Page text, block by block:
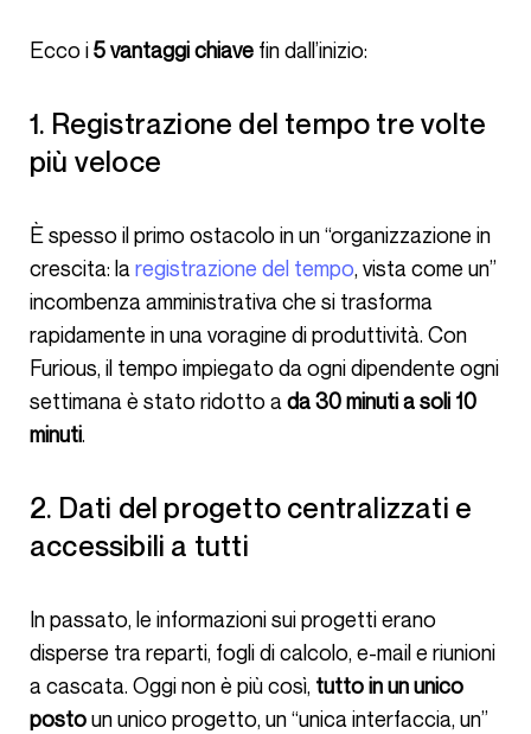
Ecco i5 vantaggi chiave fin dall’inizio:
1. Registrazione del tempo tre volte
più veloce
È spesso il primo ostacolo in un “organizzazione in
crescita: la registrazione del tempo, vista come un”
incombenza amministrativa che si trasforma
rapidamente in una voragine di produttività. Con
Furious, il tempo impiegato da ogni dipendente ogni
settimana è stato ridotto a da 30 minuti a soli 10
minuti.
2. Dati del progetto centralizzati e
accessibili a tutti
In passato, le informazioni sui progetti erano
disperse tra reparti, fogli di calcolo, e-mail e riunioni
a cascata. Oggi non è più così, tutto in un unico
postoun unico progetto, un “unica interfaccia, un”